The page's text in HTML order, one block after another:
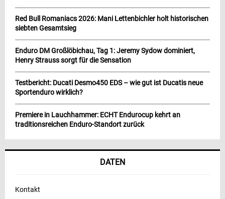
Red Bull Romaniacs 2026: Mani Lettenbichler holt historischen
siebten Gesamtsieg
Enduro DM Großlöbichau, Tag 1: Jeremy Sydow dominiert,
Henry Strauss sorgt für die Sensation
Testbericht: Ducati Desmo450 EDS – wie gut ist Ducatis neue
Sportenduro wirklich?
Premiere in Lauchhammer: ECHT Endurocup kehrt an
traditionsreichen Enduro-Standort zurück
DATEN
Kontakt